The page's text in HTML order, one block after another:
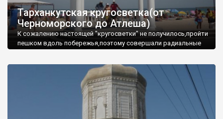
Тарханкутская кругосветка(от
Черноморского до Атлеша)
К сожалению настоящей "кругосветки" не получилось,пройти
пешком вдоль побережья,поэтому совершали радиальные